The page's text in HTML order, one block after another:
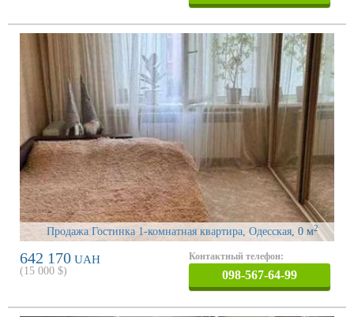
Продажа Гостинка 1-комнатная квартира, Одесская , 0 м2
642 170 UAH
(15 000 $)
Контактный телефон:
098-567-64-99